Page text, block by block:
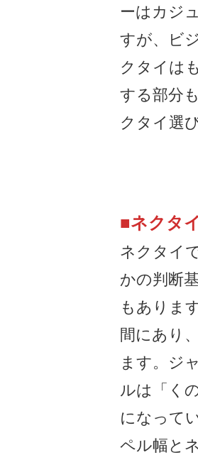
ーはカジ
すが、ビ
クタイは
する部分
クタイ選
■ネクタ
ネクタイ
かの判断
もありま
間にあり
ます。ジ
ルは「く
になって
ペル幅と